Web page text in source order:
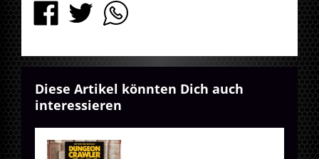
Diese Artikel könnten Dich auch
interessieren